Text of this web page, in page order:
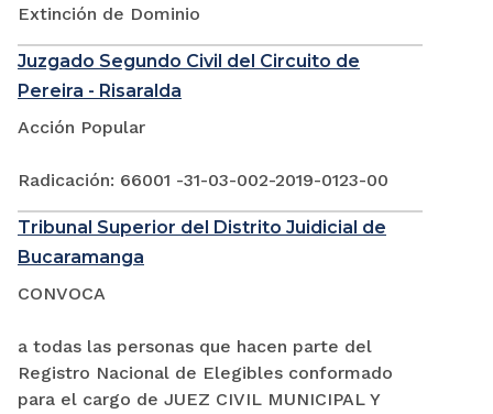
Extinción de Dominio
Juzgado Segundo Civil del Circuito de
Pereira - Risaralda
Acción Popular
Radicación: 66001 -31-03-002-2019-0123-00
Tribunal Superior del Distrito Juidicial de
Bucaramanga
CONVOCA
a todas las personas que hacen parte del
Registro Nacional de Elegibles conformado
para el cargo de JUEZ CIVIL MUNICIPAL Y